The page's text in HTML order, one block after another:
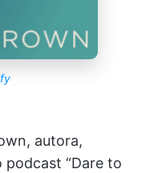
autora,
“Dare to